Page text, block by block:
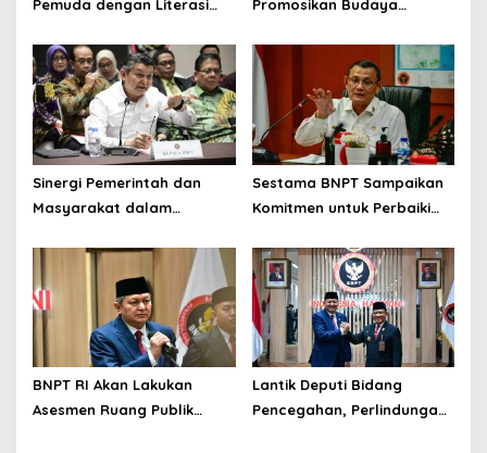
Pemuda dengan Literasi
Promosikan Budaya
Sinergi Pemerintah dan
Masyarakat dalam
Ciptakan Situasi Keamanan
yang Semakin Baik
Sestama BNPT Sampaikan
Komitmen untuk Perbaiki
BNPT RI Akan Lakukan
Asesmen Ruang Publik
Lantik Deputi Bidang
Pencegahan, Perlindungan